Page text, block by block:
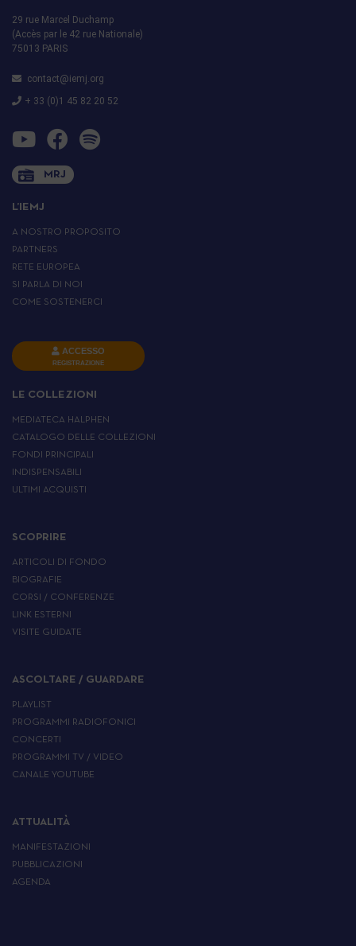
29 rue Marcel Duchamp
(Accès par le 42 rue Nationale)
75013 PARIS
contact@iemj.org
+ 33 (0)1 45 82 20 52
MRJ
L’IEMJ
A NOSTRO PROPOSITO
PARTNERS
RETE EUROPEA
SI PARLA DI NOI
COME SOSTENERCI
ACCESSO
REGISTRAZIONE
LE COLLEZIONI
MEDIATECA HALPHEN
CATALOGO DELLE COLLEZIONI
FONDI PRINCIPALI
INDISPENSABILI
ULTIMI ACQUISTI
SCOPRIRE
ARTICOLI DI FONDO
BIOGRAFIE
CORSI / CONFERENZE
LINK ESTERNI
VISITE GUIDATE
ASCOLTARE / GUARDARE
PLAYLIST
PROGRAMMI RADIOFONICI
CONCERTI
PROGRAMMI TV / VIDEO
CANALE YOUTUBE
ATTUALITÀ
MANIFESTAZIONI
PUBBLICAZIONI
AGENDA